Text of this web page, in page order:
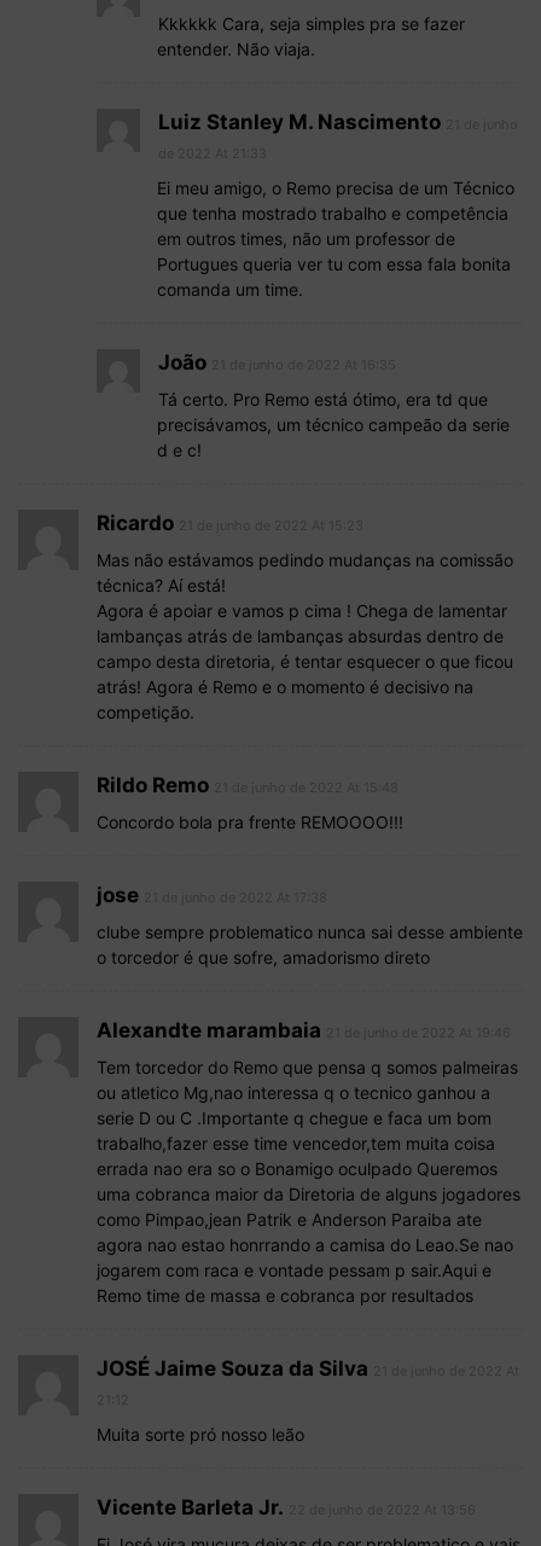
Kkkkkk Cara, seja simples pra se fazer
entender. Não viaja.
Luiz Stanley M. Nascimento
Ei meu amigo, o Remo precisa de um Técnico
que tenha mostrado trabalho e competência
em outros times, não um professor de
Portugues queria ver tu com essa fala bonita
comanda um time.
João
Tá certo. Pro Remo está ótimo, era td que
precisávamos, um técnico campeão da serie
d e c!
Ricardo
Mas não estávamos pedindo mudanças na comissão
técnica? Aí está!
Agora é apoiar e vamos p cima ! Chega de lamentar
lambanças atrás de lambanças absurdas dentro de
campo desta diretoria, é tentar esquecer o que ficou
atrás! Agora é Remo e o momento é decisivo na
competição.
Rildo Remo
Concordo bola pra frente REMOOOO!!!
jose
clube sempre problematico nunca sai desse ambiente
o torcedor é que sofre, amadorismo direto
Alexandte marambaia
Tem torcedor do Remo que pensa q somos palmeiras
ou atletico Mg,nao interessa q o tecnico ganhou a
serie D ou C .Importante q chegue e faca um bom
trabalho,fazer esse time vencedor,tem muita coisa
errada nao era so o Bonamigo oculpado Queremos
uma cobranca maior da Diretoria de alguns jogadores
como Pimpao,jean Patrik e Anderson Paraiba ate
agora nao estao honrrando a camisa do Leao.Se nao
jogarem com raca e vontade pessam p sair.Aqui e
Remo time de massa e cobranca por resultados
JOSÉ Jaime Souza da Silva
Muita sorte pró nosso leão
Vicente Barleta Jr.